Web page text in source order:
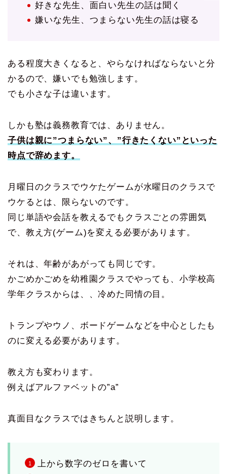
好きな先生、面白い先生の話は聞く
嫌いな先生、つまらない先生の話は寝る
ある程度大きくなると、やらなければならないと分
かるので、嫌いでも勉強します。
でも小さな子は違います。
しかも塾は義務教育では、ありません。
子供は親に”つまらない”、”行きたくない”といった
時点で辞めます。
月曜日のクラスでウケたゲームが水曜日のクラスで
ウケるとは、限らないのです。
同じ単語や会話を教えるでもクラスごとの雰囲気
で、教え方(ゲーム)を変える必要があります。
それは、年齢があがっても同じです。
かごめかごめを幼稚園クラスでやっても、小学校高
学年クラスからは、、冷めた同情の目。
トランプやウノ、ボードゲームなどを中心としたも
のに変える必要があります。
教え方も変わります。
例えばアルファベットの”a”
真面目なクラスではきちんと説明します。
上から数字のゼロを書いて